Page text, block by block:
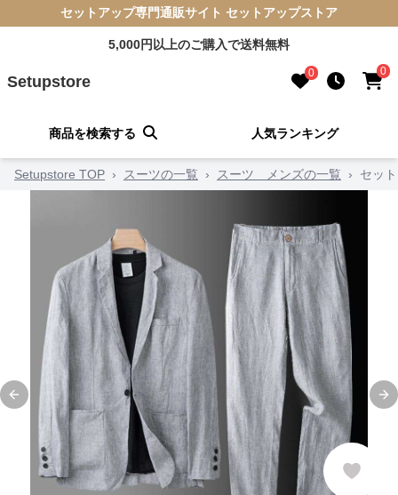
セットアップ専門通販サイト セットアップストア
5,000円以上のご購入で送料無料
Setupstore 0 0
商品を検索する 人気ランキング
Setupstore TOP › スーツの一覧 › スーツ メンズの一覧 › セッ
Previous slide